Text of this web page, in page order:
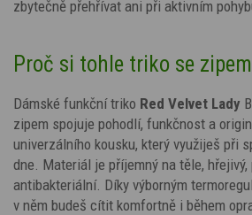
zbytečně přehřívat ani při aktivním
Proč si tohle triko se
Dámské funkční triko Red Velvet Lady
zipem spojuje pohodlí, funkčnost a
univerzálního kousku, který využiješ při
dne. Materiál je příjemný na těle, hřejivý,
antibakteriální. Díky výborným
v něm budeš cítit komfortně i během